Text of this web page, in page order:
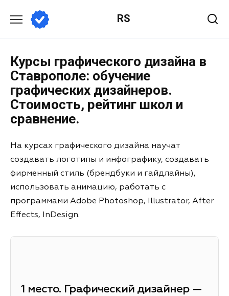
RS
Курсы графического дизайна в
Ставрополе: обучение
графических дизайнеров.
Стоимость, рейтинг школ и
сравнение.
На курсах графического дизайна научат
создавать логотипы и инфографику, создавать
фирменный стиль (брендбуки и гайдлайны),
использовать анимацию, работать с
программами Adobe Photoshop, Illustrator, After
Effects, InDesign.
1 место. Графический дизайнер —